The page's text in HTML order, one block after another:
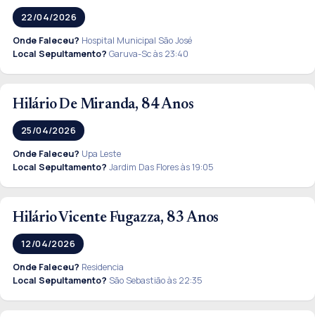
22/04/2026
Onde Faleceu? Hospital Municipal São José
Local Sepultamento? Garuva-Sc às 23:40
Hilário De Miranda, 84 Anos
25/04/2026
Onde Faleceu? Upa Leste
Local Sepultamento? Jardim Das Flores às 19:05
Hilário Vicente Fugazza, 83 Anos
12/04/2026
Onde Faleceu? Residencia
Local Sepultamento? São Sebastião às 22:35